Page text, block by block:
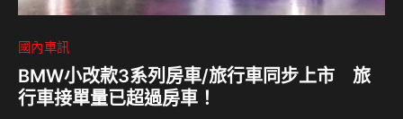
國內車訊
BMW小改款3系列房車/旅行車同步上市 旅
行車接單量已超過房車！